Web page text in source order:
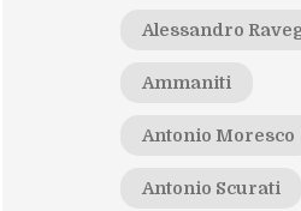
Alessandro
Ammaniti
Antonio Moresco
Antonio Scurati